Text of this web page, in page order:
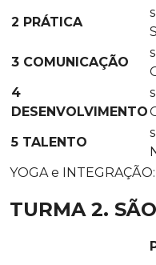
2 PRÁTICA
3 COMUNICAÇÃO
4
DESENVOLVIMENTO
5 TALENTO
YOGA e
TURMA 2.